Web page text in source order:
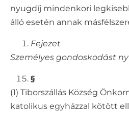
nyugdíj mindenkori
álló esetén annak
Fejezet
Személyes gondoskodást
§
(1) Tiborszállás Község
katolikus egyházzal kötött